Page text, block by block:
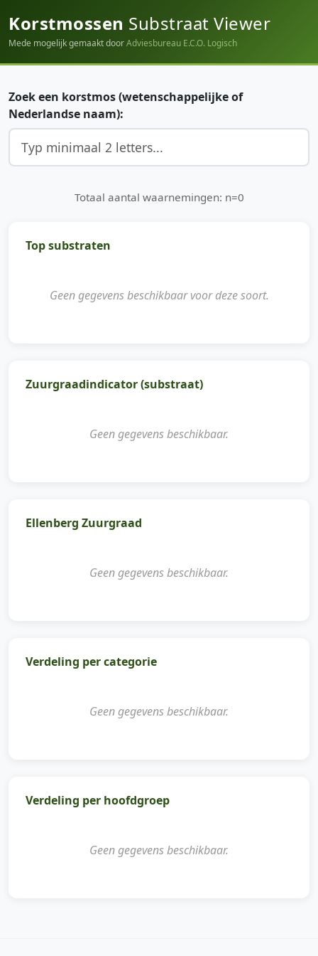
Korstmossen Substraat Viewer
Mede mogelijk gemaakt doorAdviesbureau E.C.O. Logisch
Zoek een korstmos (wetenschappelijke of
Nederlandse naam):
Totaal aantal waarnemingen: n=0
Top substraten
Geen gegevens beschikbaar voor deze soort.
Zuurgraadindicator (substraat)
Geen gegevens beschikbaar.
Ellenberg Zuurgraad
Geen gegevens beschikbaar.
Verdeling per categorie
Geen gegevens beschikbaar.
Verdeling per hoofdgroep
Geen gegevens beschikbaar.